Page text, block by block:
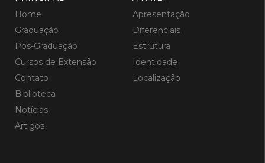
Home
Graduação
Pós-Graduação
Cursos de Extensão
Contato
Biblioteca
Notícias
Artigos
Apresentação
Diferenciais
Estrutura
Identidade
Localização